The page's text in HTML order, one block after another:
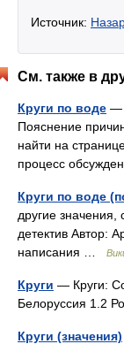
Источник:
См. также в
Круги по воде —
Пояснение
найти на
процесс
Круги по воде
другие
детектив Автор:
написания …
Круги — Круги:
Белоруссия 1.2
Круги (значения)